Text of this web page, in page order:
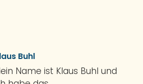
Buhl
Name ist Klaus Buhl und